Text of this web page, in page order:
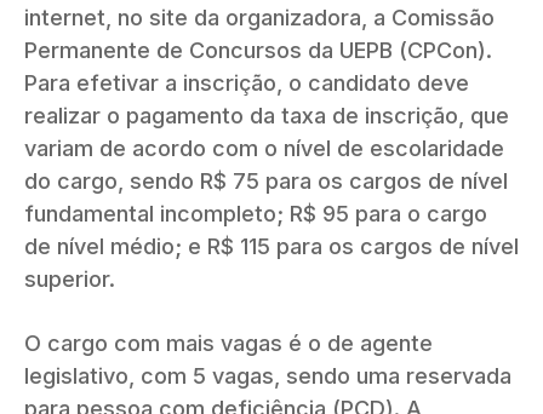
internet, no site da organizadora, a Comissão
Permanente de Concursos da UEPB (CPCon).
Para efetivar a inscrição, o candidato deve
realizar o pagamento da taxa de inscrição, que
variam de acordo com o nível de escolaridade
do cargo, sendo R$ 75 para os cargos de nível
fundamental incompleto; R$ 95 para o cargo
de nível médio; e R$ 115 para os cargos de nível
superior.
O cargo com mais vagas é o de agente
legislativo, com 5 vagas, sendo uma reservada
para pessoa com deficiência (PCD). A